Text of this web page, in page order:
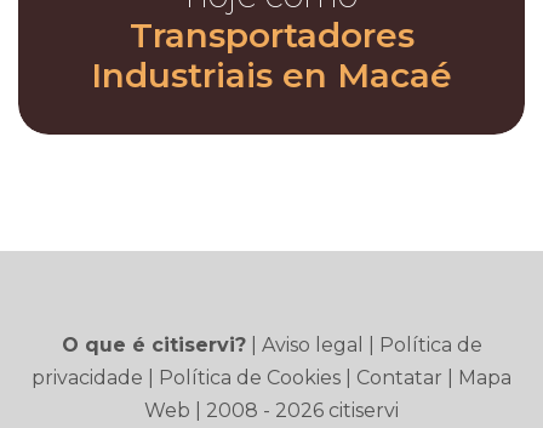
Transportadores
Industriais en Macaé
O que é citiservi?| Aviso legal
Política de
privacidade
Política de Cookies Contatar
Mapa
Web | 2008 - 2026 citiservi